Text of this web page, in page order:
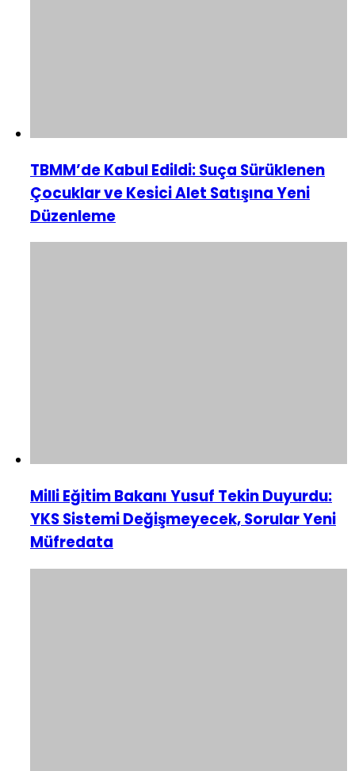
TBMM’de Kabul Edildi: Suça Sürüklenen
Çocuklar ve Kesici Alet Satışına Yeni
Düzenleme
Milli Eğitim Bakanı Yusuf Tekin Duyurdu:
YKS Sistemi Değişmeyecek, Sorular Yeni
Müfredata